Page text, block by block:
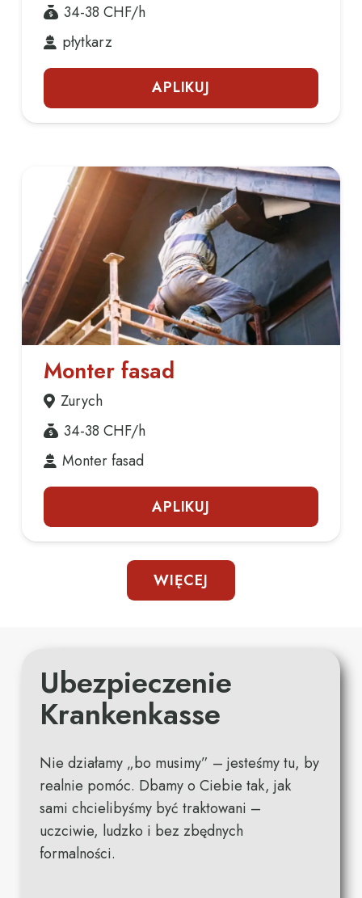
34-38 CHF/h
płytkarz
APLIKUJ
Monter fasad
Zurych
34-38 CHF/h
Monter fasad
APLIKUJ
WIĘCEJ
Ubezpieczenie
Krankenkasse
Niedziałamy „bo musimy” –jesteśmytu, by
realnie pomóc. DbamyoCiebietak,jak
samichcielibyśmy byćtraktowani –
uczciwie, ludzko i bezzbędnych
formalności.